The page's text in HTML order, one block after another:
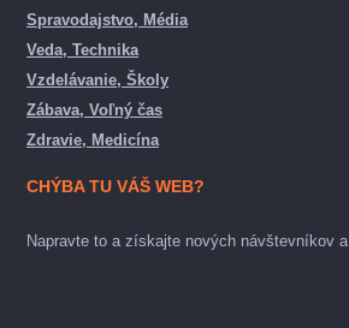
Spravodajstvo, Média
Veda, Technika
Vzdelávanie, Školy
Zábava, Voľný čas
Zdravie, Medicína
CHÝBA TU VÁŠ WEB?
Napravte to a získajte nových návštevníkov